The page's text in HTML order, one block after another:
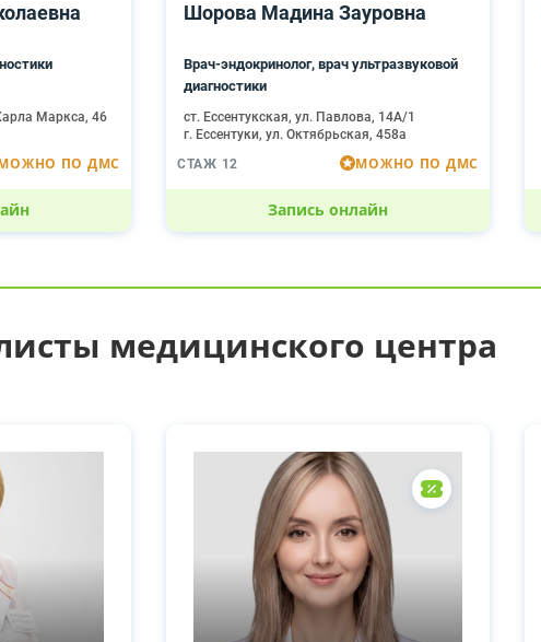
Маркса, 46
ПО ДМС
Шорова Мадина Зауровна
Врач-эндокринолог, врач ультразвуковой
диагностики
ст. Ессентукская, ул. Павлова, 14А/1
г. Ессентуки, ул. Октябрьская, 458а
СТАЖ 12
МОЖНО ПО ДМС
Запись онлайн
медицинского центра